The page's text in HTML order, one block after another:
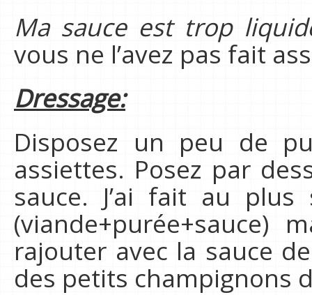
Ma sauce est trop
vous ne l’avez pas fait
Dressage:
Disposez un peu de
assiettes. Posez par
sauce. J’ai fait au
(viande+purée+sauce)
rajouter avec la sauce
des petits champignons